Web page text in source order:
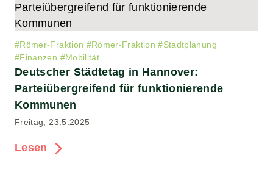
#Römer-Fraktion #Römer-Fraktion #Stadtplanung
#Finanzen #Mobilität
Deutscher Städtetag in Hannover:
Parteiübergreifend für funktionierende
Kommunen
Freitag, 23.5.2025
Lesen